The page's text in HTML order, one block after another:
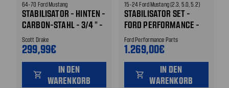
64-70 Ford Mustang
STABILISATOR - HINTEN -
CARBON-STAHL - 3/4 " -
SCHWARZ HINTEN
Scott Drake
299,99€
shopping_cart
IN DEN
WARENKORB
15-24 Ford Mustang (2.3, 5.0, 5.2)
STABILISATOR SET -
FORD PERFORMANCE -
VORNE UND HINTEN -
INKL. BUCHSEN
Ford Performance Parts
1.269,00€
shopping_cart
IN DEN
WARENKORB